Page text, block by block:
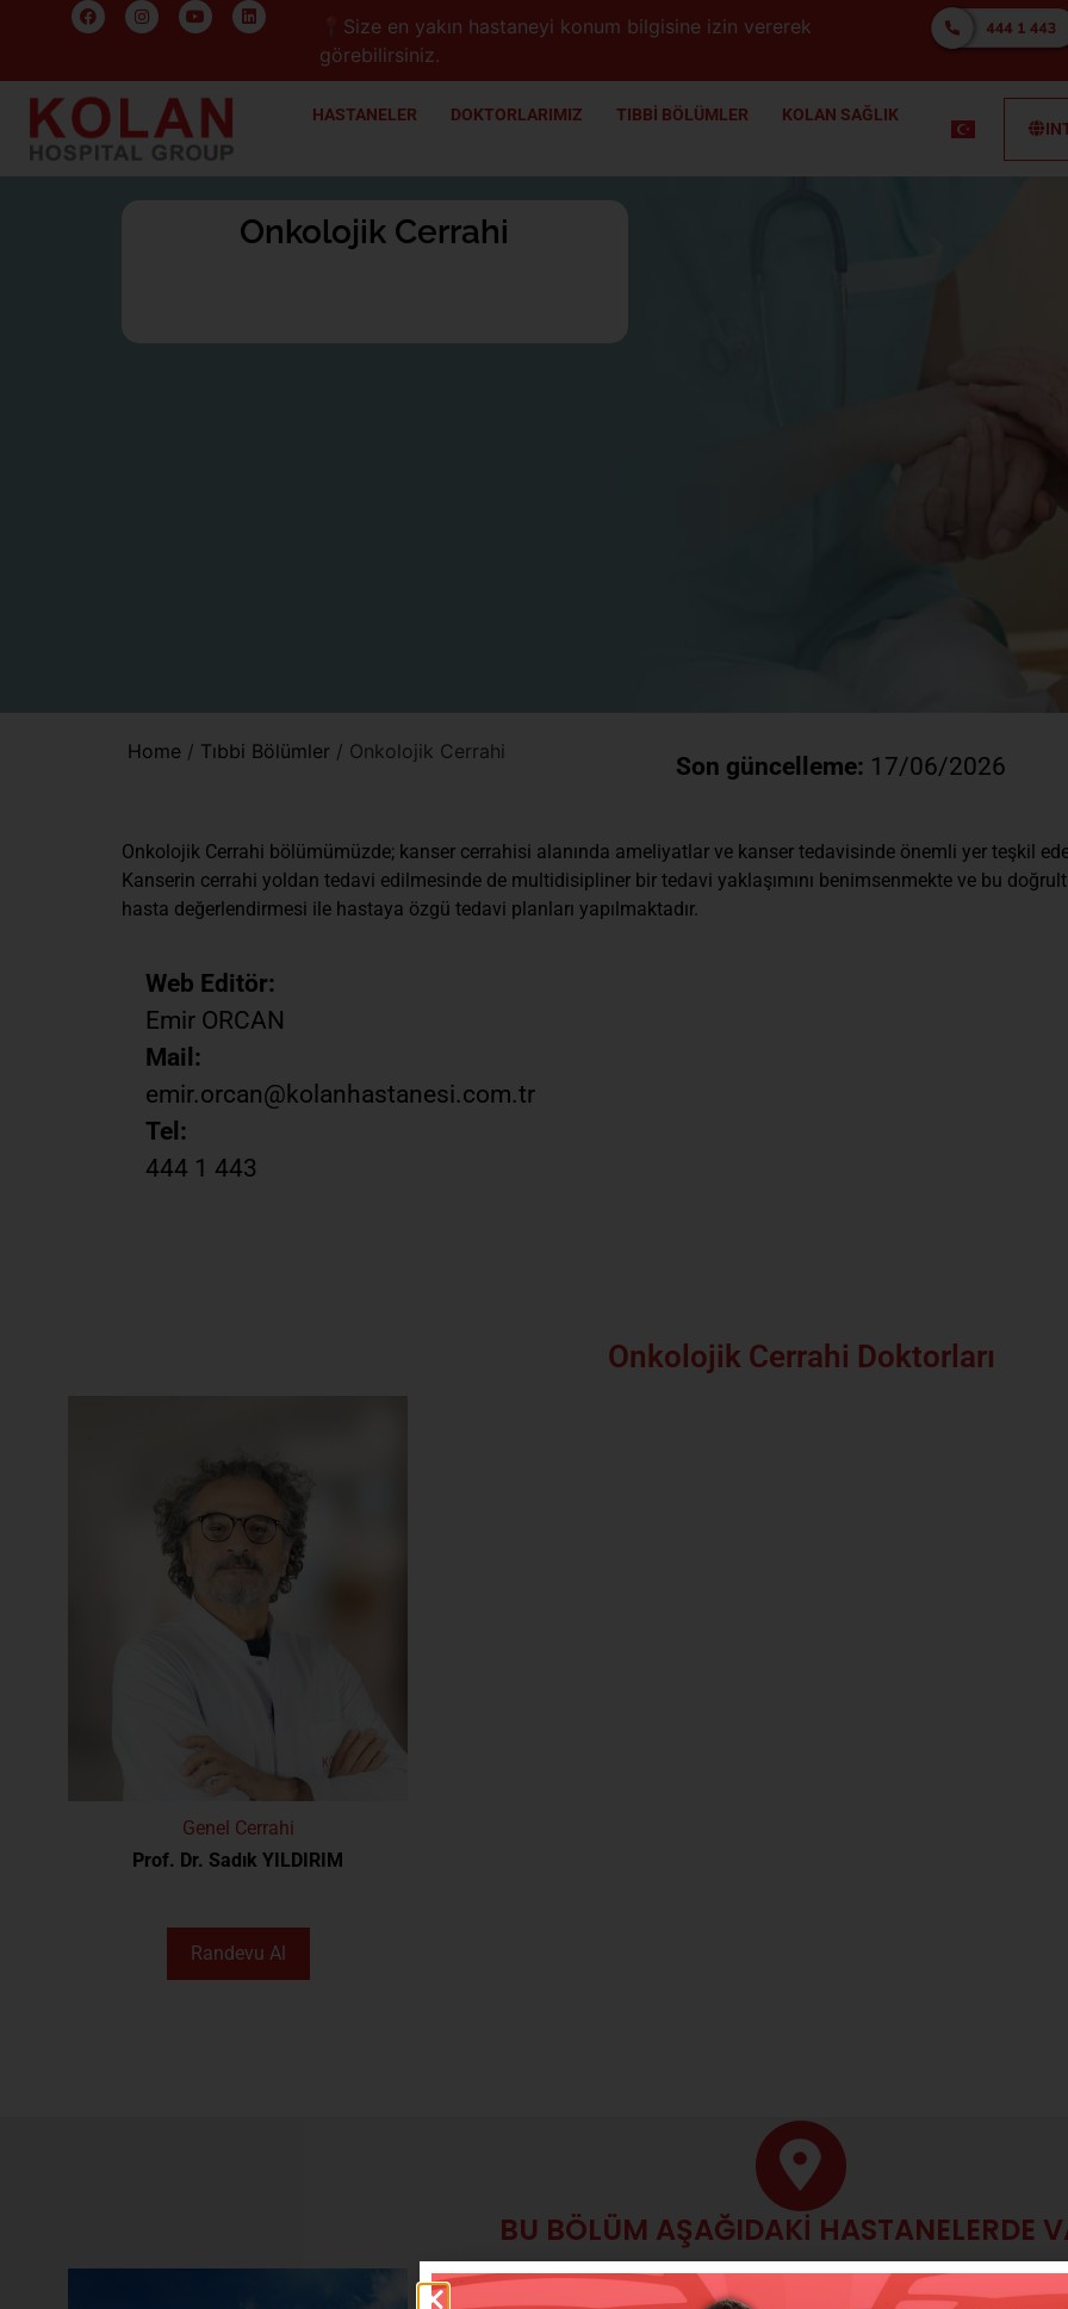
📍Size en yakın hastaneyi konum bilgisine izin vererek
görebilirsiniz.
HASTANELER DOKTORLARIMIZ TIBBİ BÖLÜMLER KOLAN SAĞLIK
Onkolojik Cerrahi
Home/ Tıbbi Bölümler/ Onkolojik Cerrahi
Son güncelleme: 17/06/2026
Onkolojik Cerrahi bölümümüzde; kanser cerrahisi alanında ameliyatlar ve kanser tedavisinde önemli yer teşkil
Kanserin cerrahi yoldan tedavi edilmesinde de multidisipliner bir tedavi yaklaşımını benimsenmekte ve bu
hasta değerlendirmesi ile hastaya özgü tedavi planları yapılmaktadır.
Web Editör:
Emir ORCAN
Mail:
emir.orcan@kolanhastanesi.com.tr
Tel:
444 1 443
Onkolojik Cerrahi Doktorları
Genel Cerrahi
Prof. Dr. Sadık YILDIRIM
Randevu Al
BU BÖLÜM AŞAĞIDAKİ HASTANELERDE